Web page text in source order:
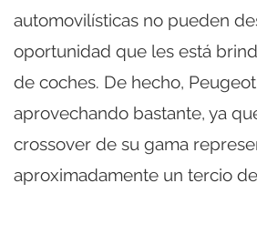
automovilísticas no pueden
oportunidad que les está
de coches. De hecho,
aprovechando bastante, ya
crossover de su gama
aproximadamente un tercio